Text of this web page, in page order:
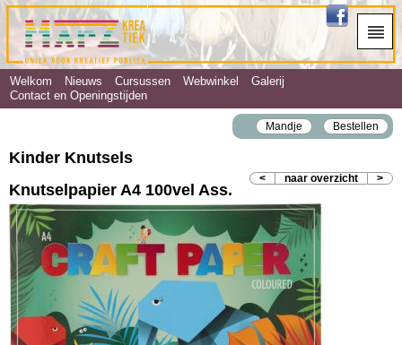
Welkom Nieuws Cursussen Webwinkel
Galerij
Contact en Openingstijden
Mandje Bestellen
Kinder Knutsels
< naar overzicht >
Knutselpapier A4 100vel Ass.